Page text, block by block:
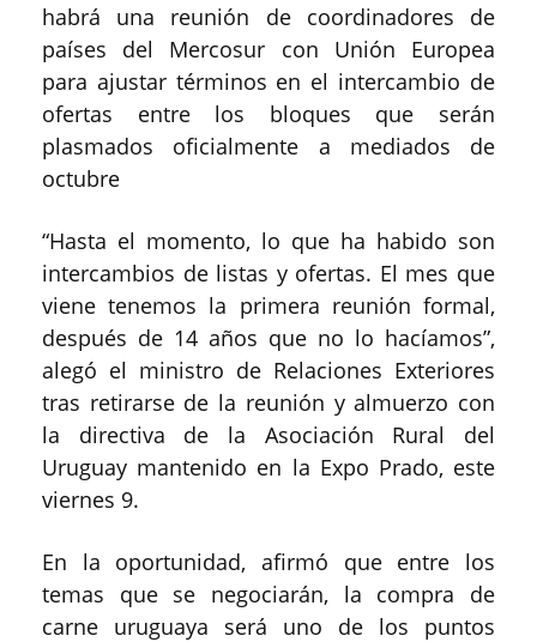
habrá una reunión de coordinadores de
países del Mercosur con Unión Europea
para ajustar términos en el intercambio de
ofertas entre los bloques que serán
plasmados oficialmente a mediados de
octubre
“Hasta el momento, lo que ha habido son
intercambios de listas y ofertas. El mes que
viene tenemos la primera reunión formal,
después de 14 años que no lo hacíamos”,
alegó el ministro de Relaciones Exteriores
tras retirarse de la reunión y almuerzo con
la directiva de la Asociación Rural del
Uruguay mantenido en la Expo Prado, este
viernes 9.
En la oportunidad, afirmó que entre los
temas que se negociarán, la compra de
carne uruguaya será uno de los puntos